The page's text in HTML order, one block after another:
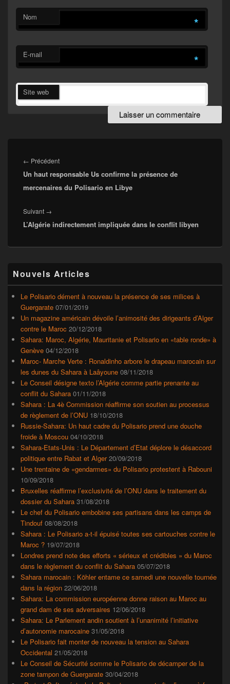
Nom *
E-mail *
Site web
de
l’article
← PrécédentArticle
précédent :
Un haut responsable Us confirme la présence de
mercenaires du Polisario en Libye
Suivant →
suivant :
L’Algérie indirectement impliquée dans le conflit libyen
principale
de
widget
barre
latérale
Nouvels Articles
Le Polisario dément à nouveau la présence de ses milices à
Guergarate 07/01/2019
Un magazine américain dévoile l’animosité des dirigeants d’Alger
contre le Maroc 20/12/2018
Sahara: Maroc, Algérie, Mauritanie et Polisario en «table ronde» à
Genève 04/12/2018
Maroc- Marche Verte : Ronaldinho arbore le drapeau marocain sur
les dunes du Sahara à Laâyoune 08/11/2018
Le Conseil désigne texto l’Algérie comme partie prenante au
conflit du Sahara 01/11/2018
Sahara : La 4è Commission réaffirme son soutien au processus
de règlement de l’ONU 18/10/2018
Russie-Sahara: Un haut cadre du Polisario prend une douche
froide à Moscou 04/10/2018
Sahara-Etats-Unis : Le Département d’Etat déplore le désaccord
politique entre Rabat et Alger 20/09/2018
Une trentaine de «gendarmes» du Polisario protestent à Rabouni
10/09/2018
Bruxelles réaffirme l’exclusivité de l’ONU dans le traitement du
dossier du Sahara 31/08/2018
Le chef du Polisario embobine ses partisans dans les camps de
Tindouf 08/08/2018
Sahara : Le Polisario a-t-il épuisé toutes ses cartouches contre le
Maroc ? 19/07/2018
Londres prend note des efforts « sérieux et crédibles » du Maroc
dans le règlement du conflit du Sahara 05/07/2018
Sahara marocain : Köhler entame ce samedi une nouvelle tournée
dans la région 22/06/2018
Sahara: La commission européenne donne raison au Maroc au
grand dam de ses adversaires 12/06/2018
Sahara: Le Parlement andin soutient à l’unanimité l’initiative
d’autonomie marocaine 31/05/2018
Le Polisario fait monter de nouveau la tension au Sahara
Occidental 21/05/2018
Le Conseil de Sécurité somme le Polisario de décamper de la
zone tampon de Guergarate 30/04/2018